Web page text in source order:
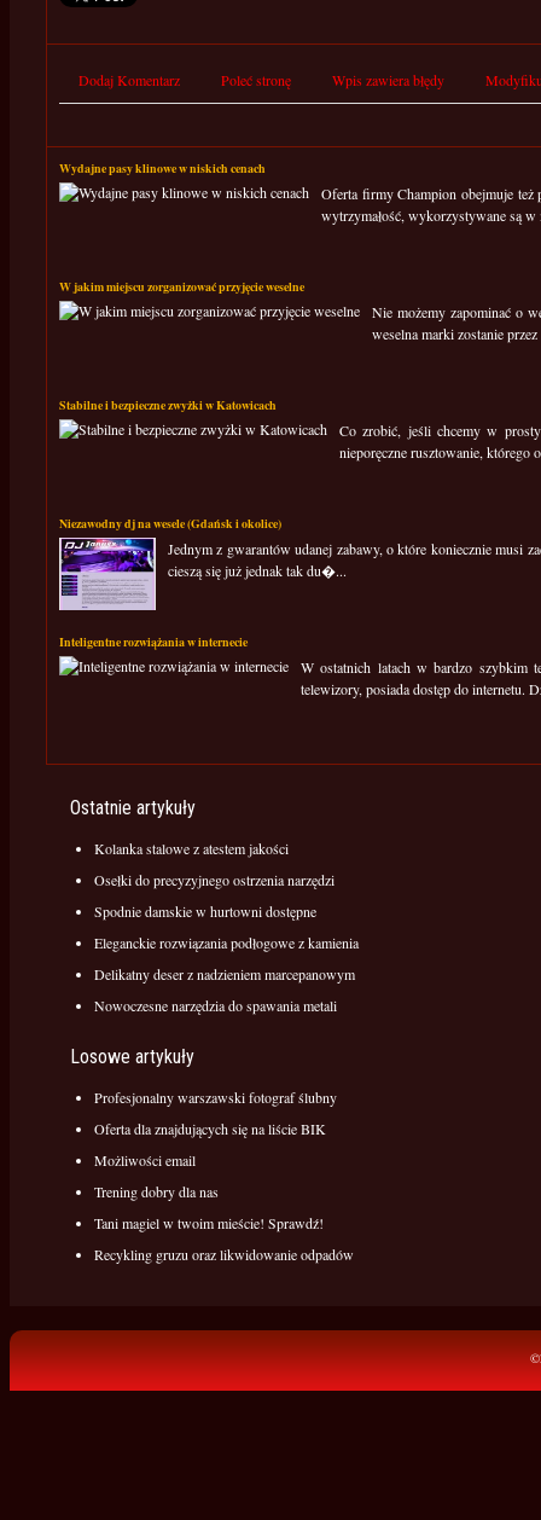
Dodaj Komentarz Poleć stronę Wpis zawiera błędy
Wydajne pasy klinowe w niskich cenach
Oferta firmy Champion obejmuje też
wytrzymałość, wykorzystywane są
W jakim miejscu zorganizować przyjęcie weselne
Nie możemy zapominać o
weselna marki zostanie
Stabilne i bezpieczne zwyżki w Katowicach
Co zrobić, jeśli chcemy w
nieporęczne rusztowanie, którego
Niezawodny dj na wesele (Gdańsk i okolice)
Jednym z gwarantów udanej zabawy, o które koniecznie musi
cieszą się już jednak tak du�...
Inteligentne rozwiążania w internecie
W ostatnich latach w bardzo szybkim
telewizory, posiada dostęp do internetu.
Ostatnie artykuły
Kolanka stalowe z atestem jakości
Osełki do precyzyjnego ostrzenia narzędzi
Spodnie damskie w hurtowni dostępne
Eleganckie rozwiązania podłogowe z kamienia
Delikatny deser z nadzieniem marcepanowym
Nowoczesne narzędzia do spawania metali
Losowe artykuły
Profesjonalny warszawski fotograf ślubny
Oferta dla znajdujących się na liście BIK
Możliwości email
Trening dobry dla nas
Tani magiel w twoim mieście! Sprawdź!
Recykling gruzu oraz likwidowanie odpadów